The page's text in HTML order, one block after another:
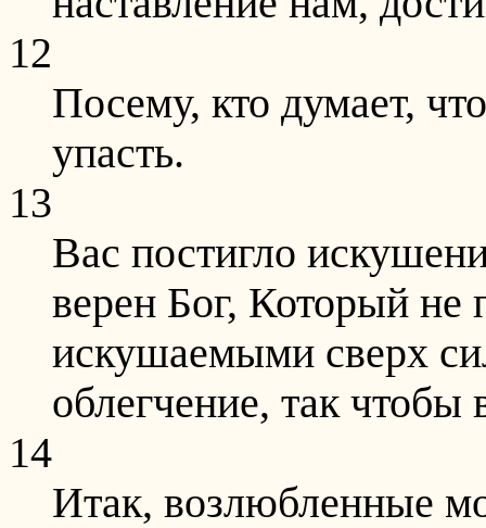
12
Посему, кто думает,
упасть.
13
Вас постигло
верен Бог, Который не
искушаемыми сверх
облегчение, так
14
Итак, возлюбленные